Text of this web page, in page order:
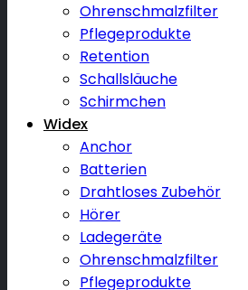
Ohrenschmalzfilter
Pflegeprodukte
Retention
Schallsläuche
Schirmchen
Widex
Anchor
Batterien
Drahtloses Zubehör
Hörer
Ladegeräte
Ohrenschmalzfilter
Pflegeprodukte